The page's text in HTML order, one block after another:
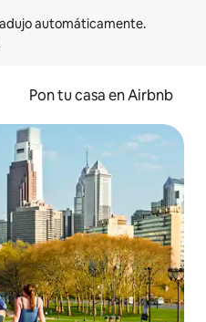
Pon tu casa en Airbnb